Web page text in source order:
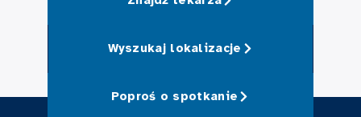
Wyszukaj lokalizacje
Poproś o spotkanie